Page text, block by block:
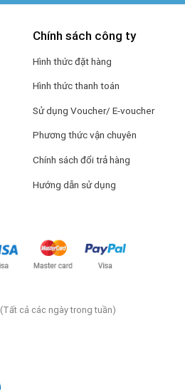
Chính sách công ty
Hình thức đặt hàng
Hình thức thanh toán
Sử dụng Voucher/ E-voucher
Phương thức vận chuyên
Chính sách đổi trả hàng
Hướng dẫn sử dụng
(Tất cả các ngày trong tuần)